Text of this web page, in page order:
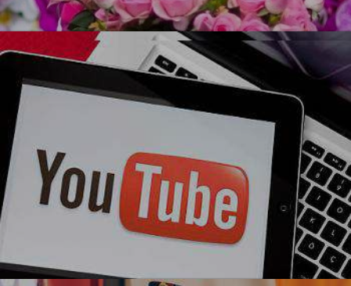
Ми-ми-ми
УЗНАТЬ БОЛЬШЕ
Блогерская вечеринка